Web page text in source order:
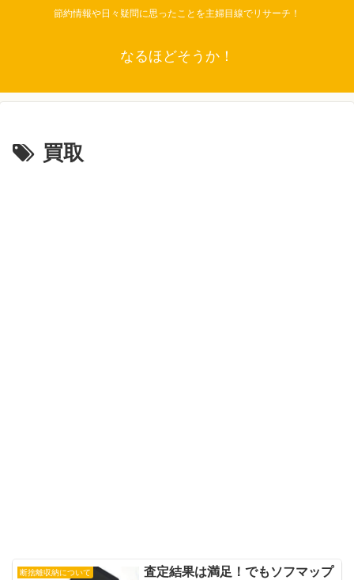
節約情報や日々疑問に思ったことを主婦目線でリサーチ！
なるほどそうか！
買取
断捨離収納について
査定結果は満足！でもソフマップ